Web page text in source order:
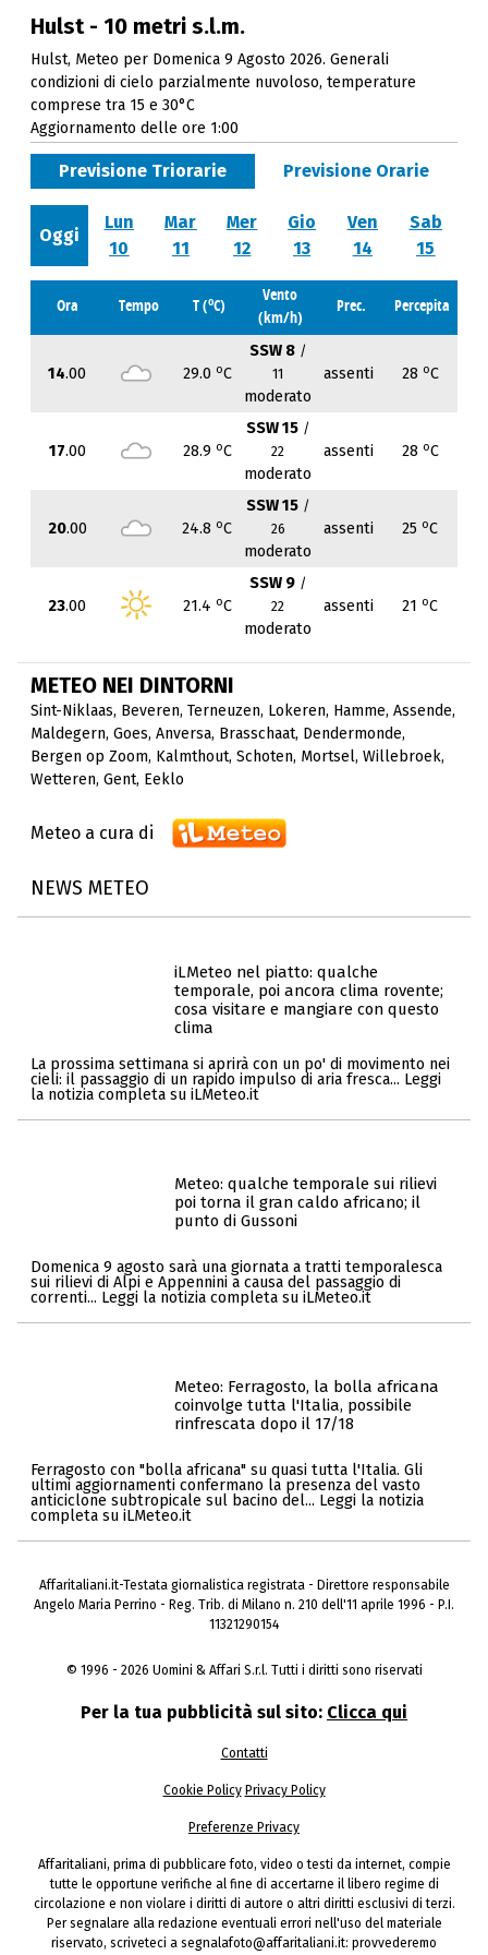
Hulst - 10 metri s.l.m.
Hulst, Meteo per Domenica 9 Agosto 2026. Generali
condizioni di cielo parzialmente nuvoloso, temperature
comprese tra 15 e 30°C
Aggiornamento delle ore 1:00
Previsione Triorarie Previsione Orarie
Oggi
Lun
10
Mar
11
Mer
12
Gio
13
Ven
14
Sab
15
Ora Tempo T (oC)
Vento
(km/h)
Prec. Percepita
14.00 29.0 oC
SSW 8 /
11
moderato
assenti 28 oC
17.00 28.9 oC
SSW 15 /
22
moderato
assenti 28 oC
20.00 24.8 oC
SSW 15 /
26
moderato
assenti 25 oC
23.00 21.4 oC
SSW 9 /
22
moderato
assenti 21 oC
METEO NEI DINTORNI
Sint-Niklaas, Beveren, Terneuzen, Lokeren, Hamme, Assende,
Maldegern, Goes, Anversa, Brasschaat, Dendermonde,
Bergen op Zoom, Kalmthout, Schoten, Mortsel, Willebroek,
Wetteren, Gent, Eeklo
Meteo a cura di
NEWS METEO
iLMeteo nel piatto: qualche
temporale, poi ancora clima rovente;
cosa visitare e mangiare con questo
clima
La prossima settimana si aprirà con un po' di movimento nei
cieli: il passaggio di un rapido impulso di aria fresca... Leggi
la notizia completa su iLMeteo.it
Meteo: qualche temporale sui rilievi
poi torna il gran caldo africano; il
punto di Gussoni
Domenica 9 agosto sarà una giornata a tratti temporalesca
sui rilievi di Alpi e Appennini a causa del passaggio di
correnti... Leggi la notizia completa su iLMeteo.it
Meteo: Ferragosto, la bolla africana
coinvolge tutta l'Italia, possibile
rinfrescata dopo il 17/18
Ferragosto con "bolla africana" su quasi tutta l'Italia. Gli
ultimi aggiornamenti confermano la presenza del vasto
anticiclone subtropicale sul bacino del... Leggi la notizia
completa su iLMeteo.it
Affaritaliani.it-Testata giornalistica registrata - Direttore responsabile
Angelo Maria Perrino - Reg. Trib. di Milano n. 210 dell'11 aprile 1996 - P.I.
11321290154
© 1996 - 2026 Uomini & Affari S.r.l. Tutti i diritti sono riservati
Per la tua pubblicità sul sito: Clicca qui
Contatti
Cookie Policy Privacy Policy
Preferenze Privacy
Affaritaliani, prima di pubblicare foto, video o testi da internet, compie
tutte le opportune verifiche al fine di accertarne il libero regime di
circolazione e non violare i diritti di autore o altri diritti esclusivi di terzi.
Per segnalare alla redazione eventuali errori nell'uso del materiale
riservato, scriveteci a segnalafoto@affaritaliani.it: provvederemo